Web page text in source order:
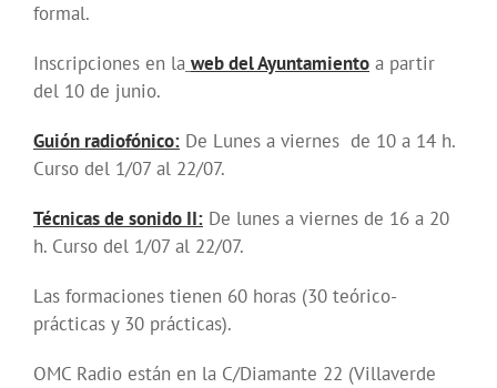
formal.
Inscripciones en la web del Ayuntamiento a partir
del 10 de junio.
Guión radiofónico: De Lunes a viernes de 10 a 14 h.
Curso del 1/07 al 22/07.
Técnicas de sonido II: De lunes a viernes de 16 a 20
h. Curso del 1/07 al 22/07.
Las formaciones tienen 60 horas (30 teórico-
prácticas y 30 prácticas).
OMC Radio están en la C/Diamante 22 (Villaverde